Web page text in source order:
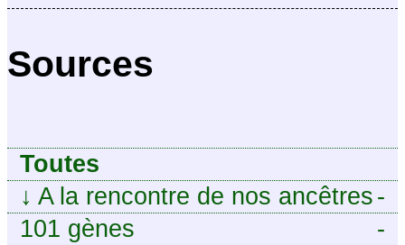
Sources
Toutes
-
↓ A la rencontre de nos ancêtres
-
101 gènes